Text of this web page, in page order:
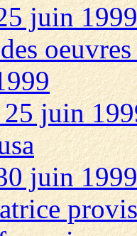
juin
juin
juin